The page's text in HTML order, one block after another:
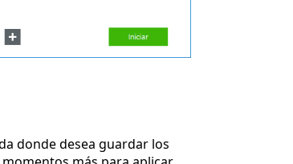
donde desea guardar los